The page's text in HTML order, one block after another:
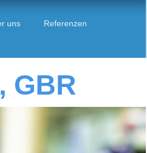
uns Referenzen
GBR